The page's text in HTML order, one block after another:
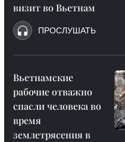
визит во Вьетнам
ПРОСЛУШАТЬ
Вьетнамские
рабочие отважно
спасли человека во
время
землетрясения в